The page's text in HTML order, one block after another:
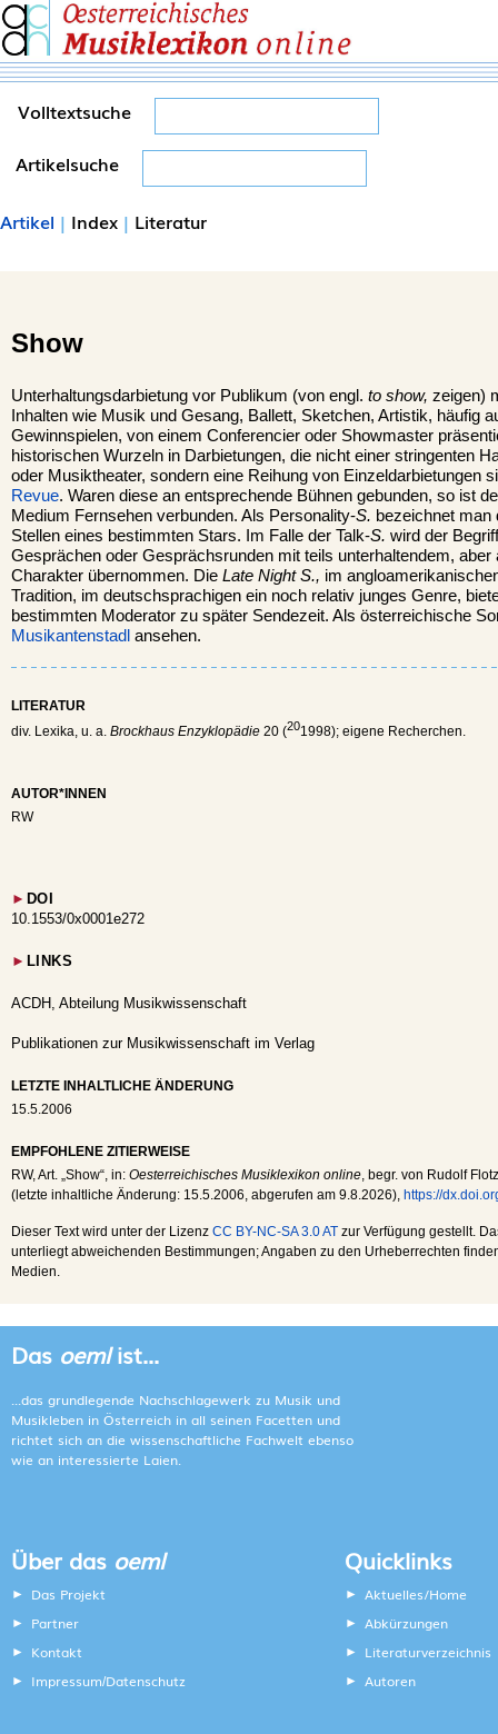
Volltextsuche
Artikelsuche
Artikel | Index | Literatur
Show
Unterhaltungsdarbietung vor Publikum (von engl. to show, zeigen)
Inhalten wie Musik und Gesang, Ballett, Sketchen, Artistik, häufig
Gewinnspielen, von einem Conferencier oder Showmaster
historischen Wurzeln in Darbietungen, die nicht einer stringenten
oder Musiktheater, sondern eine Reihung von Einzeldarbietungen
Revue. Waren diese an entsprechende Bühnen gebunden, so ist
Medium Fernsehen verbunden. Als Personality-S. bezeichnet man
Stellen eines bestimmten Stars. Im Falle der Talk-S. wird der
Gesprächen oder Gesprächsrunden mit teils unterhaltendem, aber
Charakter übernommen. Die Late Night S., im
Tradition, im deutschsprachigen ein noch relativ junges Genre,
bestimmten Moderator zu später Sendezeit. Als österreichische
Musikantenstadl ansehen.
LITERATUR
div. Lexika, u. a. Brockhaus Enzyklopädie 20 (201998); eigene Recherchen.
AUTOR*INNEN
RW
► DOI
10.1553/0x0001e272
► LINKS
ACDH, Abteilung Musikwissenschaft
Publikationen zur Musikwissenschaft im Verlag
LETZTE INHALTLICHE ÄNDERUNG
15.5.2006
EMPFOHLENE ZITIERWEISE
RW, Art. „Show“, in: Oesterreichisches Musiklexikon online, begr. von Rudolf
(letzte inhaltliche Änderung: 15.5.2006, abgerufen am 9.8.2026), https://
Dieser Text wird unter der Lizenz CC BY-NC-SA 3.0 AT zur Verfügung gestellt.
unterliegt abweichenden Bestimmungen; Angaben zu den Urheberrechten
Medien.
Das oemlist...
...das grundlegende Nachschlagewerk zu Musik und
Musikleben in Österreich in all seinen Facetten und
richtet sich an die wissenschaftliche Fachwelt ebenso
wie an interessierte Laien.
Über das oeml
Das Projekt
Partner
Kontakt
Impressum/Datenschutz
Quicklinks
Aktuelles/Home
Abkürzungen
Literaturverzeichnis
Autoren